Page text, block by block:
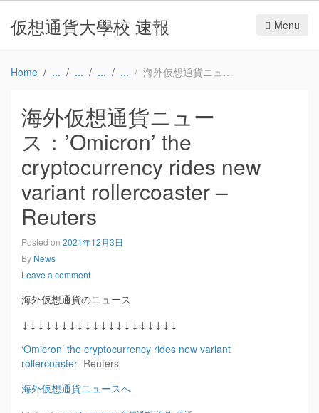
仮想通貨大學校 速報 Menu
Home 海外仮想通貨ニュース：’Omicron’ the cryptocurrency rides new variant rollercoaster – Reuters
海外仮想通貨ニュー
ス：’Omicron’ the
cryptocurrency rides new
variant rollercoaster –
Reuters
Posted on 2021年12月3日
By News
Leave a comment
海外仮想通貨のニュース
↓↓↓↓↓↓↓↓↓↓↓↓↓↓↓↓↓↓↓↓
‘Omicron’ the cryptocurrency rides new variant
rollercoaster Reuters
海外仮想通貨ニュースへ